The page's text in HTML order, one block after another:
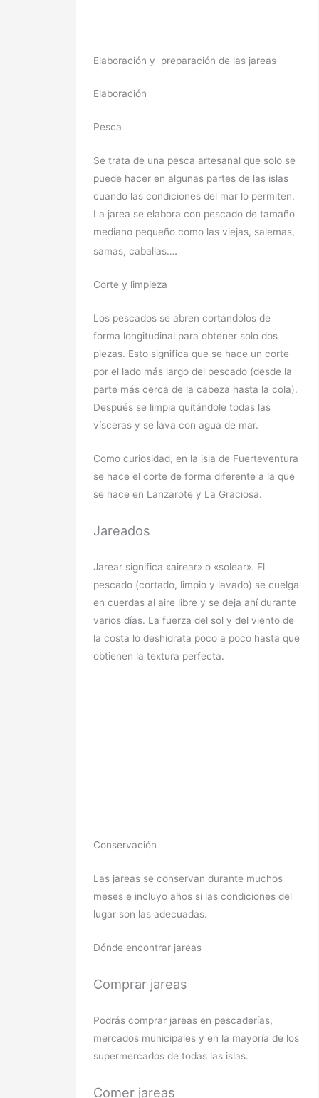
Elaboración y preparación de las jareas
Elaboración
Pesca
Se trata de una pesca artesanal que solo se
puede hacer en algunas partes de las islas
cuando las condiciones del mar lo permiten.
La jarea se elabora con pescado de tamaño
mediano pequeño como las viejas, salemas,
samas, caballas….
Corte y limpieza
Los pescados se abren cortándolos de
forma longitudinal para obtener solo dos
piezas. Esto significa que se hace un corte
por el lado más largo del pescado (desde la
parte más cerca de la cabeza hasta la cola).
Después se limpia quitándole todas las
vísceras y se lava con agua de mar.
Como curiosidad, en la isla de Fuerteventura
se hace el corte de forma diferente a la que
se hace en Lanzarote y La Graciosa.
Jareados
Jarear significa «airear» o «solear». El
pescado (cortado, limpio y lavado) se cuelga
en cuerdas al aire libre y se deja ahí durante
varios días. La fuerza del sol y del viento de
la costa lo deshidrata poco a poco hasta que
obtienen la textura perfecta.
Conservación
Las jareas se conservan durante muchos
meses e incluyo años si las condiciones del
lugar son las adecuadas.
Dónde encontrar jareas
Comprar jareas
Podrás comprar jareas en pescaderías,
mercados municipales y en la mayoría de los
supermercados de todas las islas.
Comer jareas